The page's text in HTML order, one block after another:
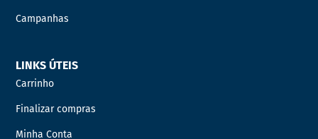
Campanhas
LINKS ÚTEIS
Carrinho
Finalizar compras
Minha Conta